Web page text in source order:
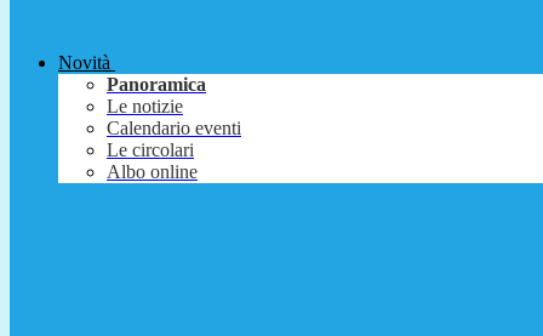
Novità
Panoramica
Le notizie
Calendario eventi
Le circolari
Albo online